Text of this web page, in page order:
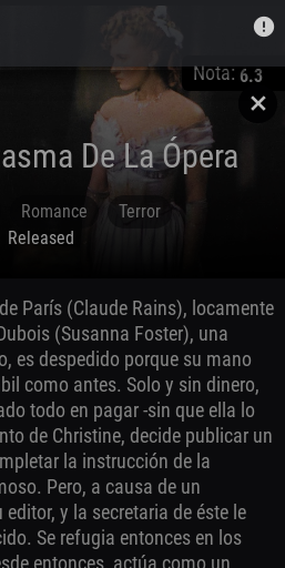
error
close
Nota:6.3
De La Ópera
Romance
Terror
Released
París (Claude Rains), locamente
(Susanna Foster), una
es despedido porque su mano
como antes. Solo y sin dinero,
todo en pagar -sin que ella lo
de Christine, decide publicar un
la instrucción de la
Pero, a causa de un
y la secretaria de éste le
Se refugia entonces en los